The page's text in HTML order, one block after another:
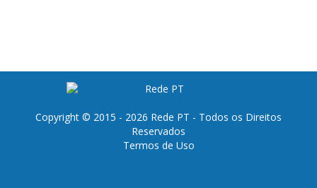
Copyright © 2015 - 2026 Rede PT - Todos os Direitos
Reservados
Termos de Uso